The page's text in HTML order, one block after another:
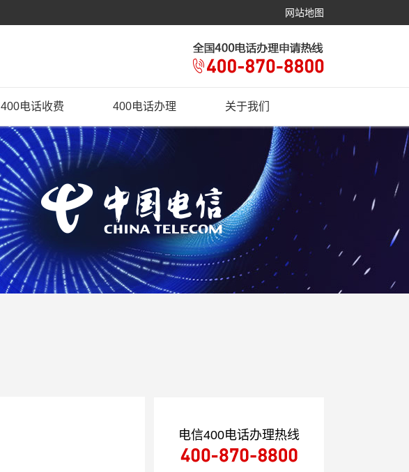
网站地图
400电话收费 400电话办理 关于我们
电信400电话办理热线